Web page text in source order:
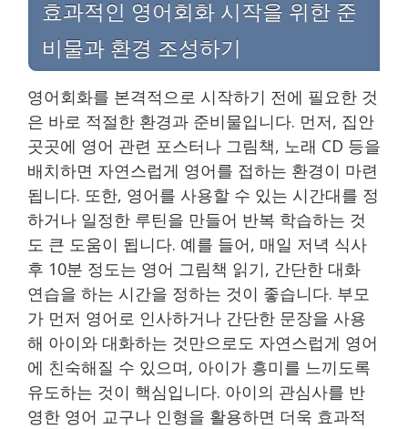
효과적인 영어회화 시작을 위한 준
비물과 환경 조성하기
영어회화를 본격적으로 시작하기 전에 필요한 것
은 바로 적절한 환경과 준비물입니다. 먼저, 집안
곳곳에 영어 관련 포스터나 그림책, 노래 CD 등을
배치하면 자연스럽게 영어를 접하는 환경이 마련
됩니다. 또한, 영어를 사용할 수 있는 시간대를 정
하거나 일정한 루틴을 만들어 반복 학습하는 것
도 큰 도움이 됩니다. 예를 들어, 매일 저녁 식사
후 10분 정도는 영어 그림책 읽기, 간단한 대화
연습을 하는 시간을 정하는 것이 좋습니다. 부모
가 먼저 영어로 인사하거나 간단한 문장을 사용
해 아이와 대화하는 것만으로도 자연스럽게 영어
에 친숙해질 수 있으며, 아이가 흥미를 느끼도록
유도하는 것이 핵심입니다. 아이의 관심사를 반
영한 영어 교구나 인형을 활용하면 더욱 효과적